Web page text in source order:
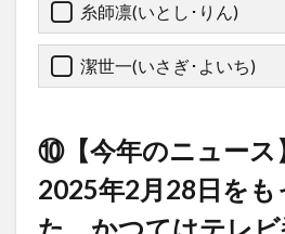
糸師凛(いとし･りん)
潔世一(いさぎ･よいち)
⑩【今年のニュース
2025年2月28日をも